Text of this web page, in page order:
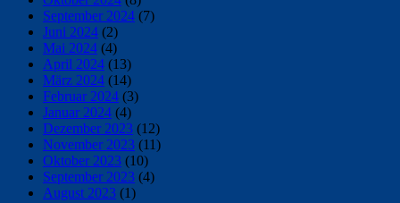
September 2024 (7)
Juni 2024 (2)
Mai 2024 (4)
April 2024 (13)
März 2024 (14)
Februar 2024 (3)
Januar 2024 (4)
Dezember 2023 (12)
November 2023 (11)
Oktober 2023 (10)
September 2023 (4)
August 2023 (1)